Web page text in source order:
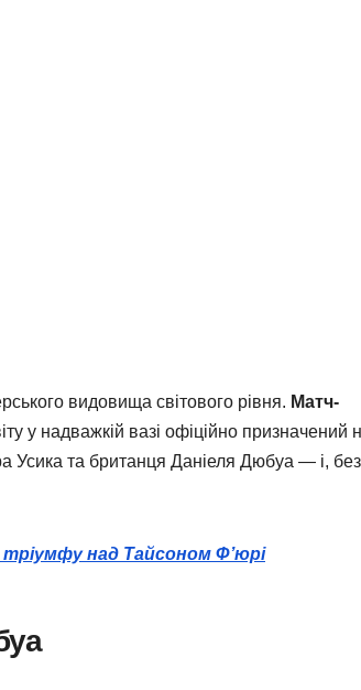
видовища світового рівня. Матч-
у надважкій вазі офіційно призначений
Усика та британця Даніеля Дюбуа — і, без
над Тайсоном Ф’юрі